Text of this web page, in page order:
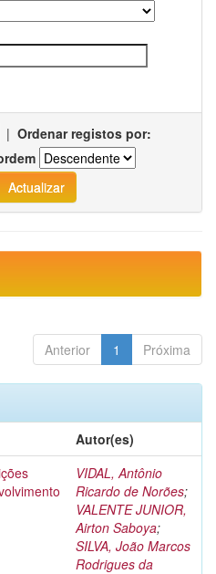
| Ordenar registos por:
Anterior 1 Próxima
Autor(es)
VIDAL, Antônio
Ricardo de Norões;
VALENTE JUNIOR,
Airton Saboya;
SILVA, João Marcos
Rodrigues da